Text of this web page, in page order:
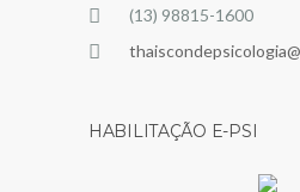
(13) 98815-1600
HABILITAÇÃO E-PSI